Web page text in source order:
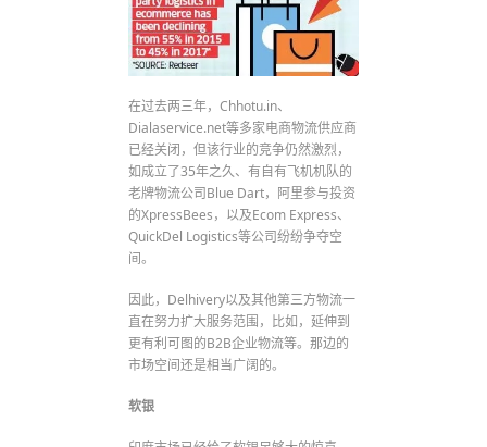
在过去两三年，Chhotu.in、
Dialaservice.net等多家电商物流供应商
已经关闭，但该行业的竞争仍然激烈，
如成立了35年之久、有自有飞机机队的
老牌物流公司Blue Dart，阿里参与投资
的XpressBees，以及Ecom Express、
QuickDel Logistics等公司纷纷争夺空
间。
因此，Delhivery以及其他第三方物流一
直在努力扩大服务范围，比如，延伸到
更有利可图的B2B企业物流等。那边的
市场空间还是相当广阔的。
软银